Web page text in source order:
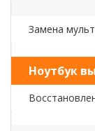
Замена
Ноутбук